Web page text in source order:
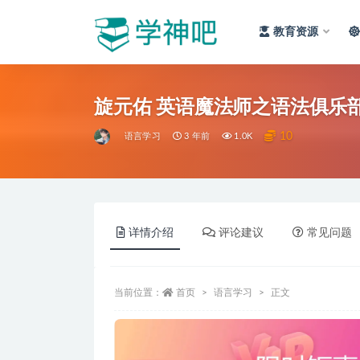
教育资源
旋元佑 英语魔法师之语法俱乐
语言学习 3 年前 1.0K 10
详情介绍 评论建议 常见问题
当前位置： 首页 语言学习 正文